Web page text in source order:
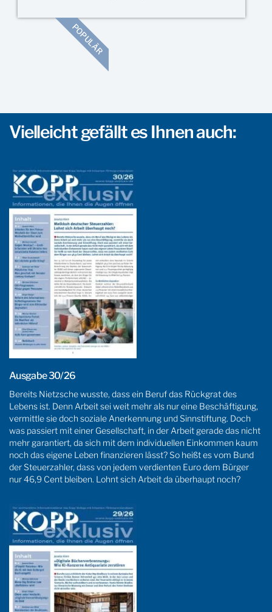
POPULÄR
Vielleicht gefällt es Ihnen auch:
Ausgabe 30/26
Bereits Nietzsche wusste, dass ein Beruf das Rückgrat des
Lebens ist. Denn Arbeit sei weit mehr als nur eine Beschäftigung,
vermittle sie doch soziale Anerkennung und Sinnstiftung. Doch
was passiert mit einer Gesellschaft, in der Arbeit gerade das nicht
mehr garantiert, da sich mit dem individuellen Einkommen kaum
noch das eigene Leben finanzieren lässt? So heißt es vom Bund
der Steuerzahler, dass von jedem verdienten Euro dem Bürger
nur 46,9 Cent bleiben. Lohnt sich Arbeit da überhaupt noch?